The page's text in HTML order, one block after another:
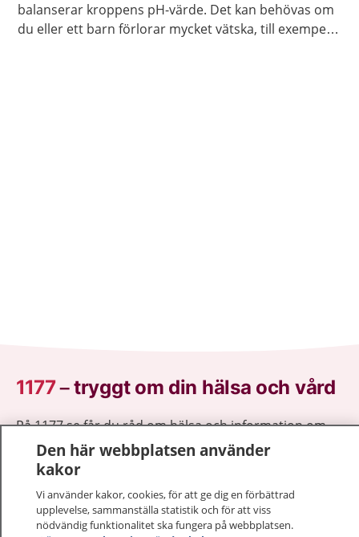
balanserar kroppens pH-värde. Det kan behövas om
du eller ett barn förlorar mycket vätska, till exempel
1177–tryggt om din hälsa och vård
På 1177.se får du råd om hälsa och information om
sjukdomar och vilka mottagningar du kan kontakta.
Logga in för att läsa din journal och göra dina
sjukvårdsrådgivning dygnet runt.
1177 ger dig råd när du vill må bättre.
Den här webbplatsen använder
kakor
Vi använder kakor, cookies, för att ge dig en förbättrad
upplevelse, sammanställa statistik och för att viss
nödvändig funktionalitet ska fungera på webbplatsen.